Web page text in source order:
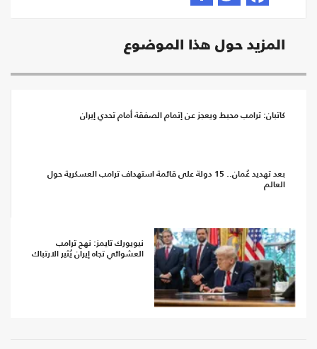
المزيد حول هذا الموضوع
كاتبان: ترامب محبط ويعجز عن إتمام الصفقة أمام تحدي إيران
بعد تهديد عُمان.. 15 دولة على قائمة استهداف ترامب العسكرية حول
العالم
نيويورك تايمز: نهج ترامب
العشوائي تجاه إيران يُثير الارتباك